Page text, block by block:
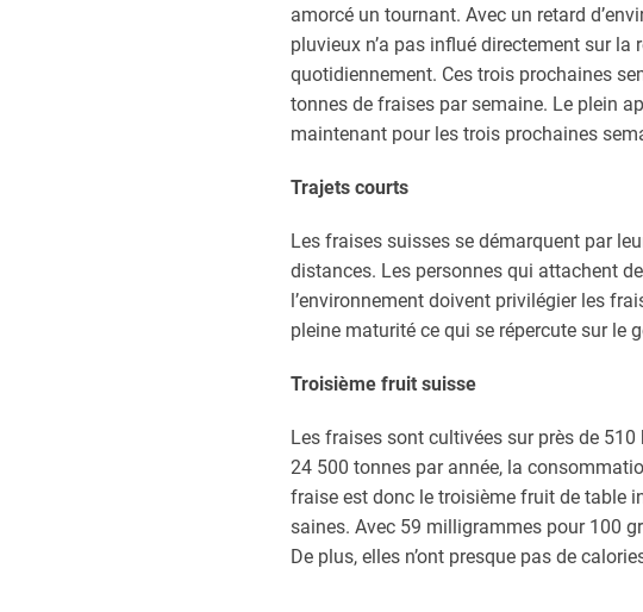
amorcé un tournant. Avec un retard
pluvieux n’a pas influé directement sur
quotidiennement. Ces trois prochaines
tonnes de fraises par semaine. Le plein
maintenant pour les trois prochaines
Trajets courts
Les fraises suisses se démarquent par
distances. Les personnes qui attachent
l’environnement doivent privilégier les
pleine maturité ce qui se répercute sur le
Troisième fruit suisse
Les fraises sont cultivées sur près de
24 500 tonnes par année, la
fraise est donc le troisième fruit de table
saines. Avec 59 milligrammes pour 100
De plus, elles n’ont presque pas de